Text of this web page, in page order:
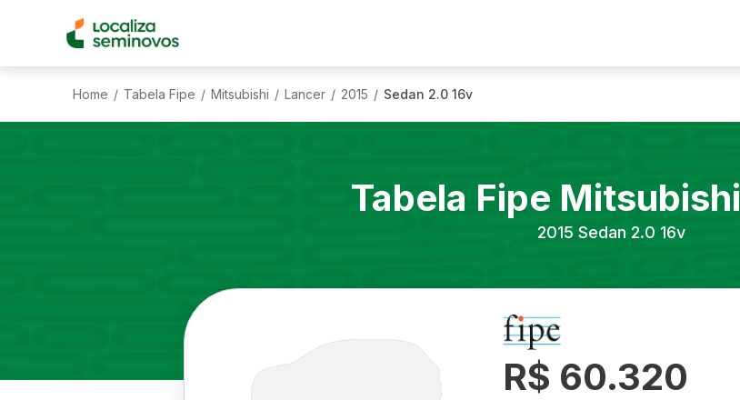
Home / Tabela Fipe / Mitsubishi / Lancer / 2015 / Sedan 2.0 16v
Tabela Fipe Mitsubishi
2015 Sedan 2.0 16v
R$ 60.320